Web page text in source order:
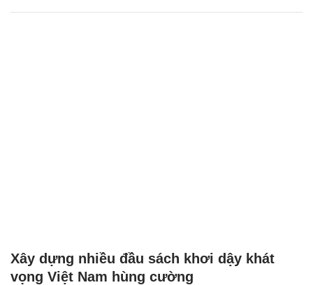
Xây dựng nhiều đầu sách khơi dậy khát
vọng Việt Nam hùng cường